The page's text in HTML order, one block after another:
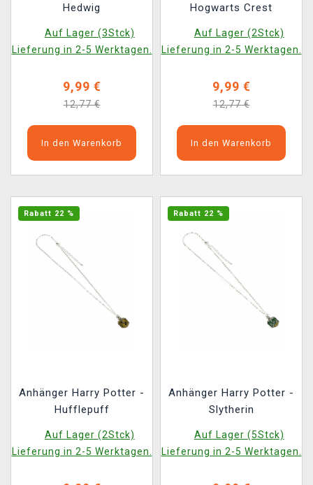
Hedwig
Auf Lager (3Stck)
Lieferung in 2-5 Werktagen.
9,99 €
12,77 €
In den Warenkorb
Hogwarts Crest
Auf Lager (2Stck)
Lieferung in 2-5 Werktagen.
9,99 €
12,77 €
In den Warenkorb
Rabatt 22 %
Anhänger Harry Potter -
Hufflepuff
Auf Lager (2Stck)
Lieferung in 2-5 Werktagen.
Rabatt 22 %
Anhänger Harry Potter -
Slytherin
Auf Lager (5Stck)
Lieferung in 2-5 Werktagen.